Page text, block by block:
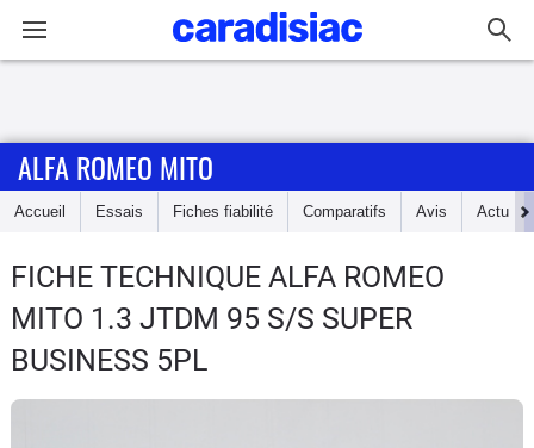
Accueil
Essais
Guide
d'achat
ALFA ROMEO MITO
Accueil Essais Fiches fiabilité Comparatifs Avis Actu
FICHE TECHNIQUE ALFA ROMEO
MITO 1.3 JTDM 95 S/S SUPER
BUSINESS 5PL